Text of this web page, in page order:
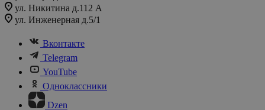
ул. Никитина д.112 А
ул. Инженерная д.5/1
Вконтакте
Telegram
YouTube
Одноклассники
Dzen